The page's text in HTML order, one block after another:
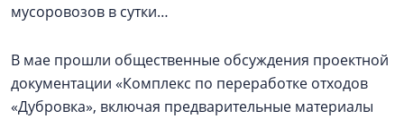
мусоровозов в сутки…
В мае прошли общественные обсуждения проектной
документации «Комплекс по переработке отходов
«Дубровка», включая предварительные материалы